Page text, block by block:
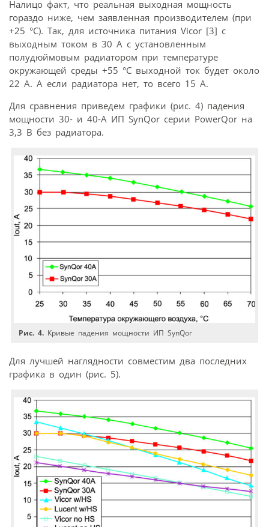
Налицо факт, что реальная выходная мощность
гораздо ниже, чем заявленная производителем (при
+25 °С). Так, для источника питания Vicor [3] с
выходным током в 30 А с установленным
полудюймовым радиатором при температуре
окружающей среды +55 °С выходной ток будет около
22 А. А если радиатора нет, то всего 15 А.
Для сравнения приведем графики (рис. 4) падения
мощности 30- и 40-А ИП SynQor серии PowerQor на
3,3 В без радиатора.
Рис. 4. Кривые падения мощности ИП SynQor
Для лучшей наглядности совместим два последних
графика в один (рис. 5).